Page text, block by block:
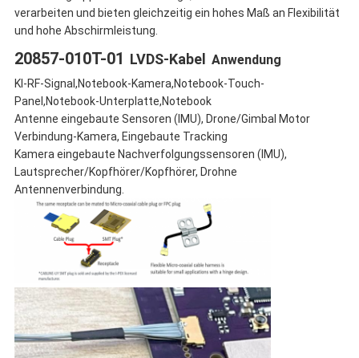
verarbeiten und bieten gleichzeitig ein hohes Maß an Flexibilität
und hohe Abschirmleistung.
20857-010T-01 LVDS-Kabel Anwendung
KI-RF-Signal,Notebook-Kamera,Notebook-Touch-
Panel,Notebook-Unterplatte,Notebook
Antenne eingebaute Sensoren (IMU), Drone/Gimbal Motor
Verbindung-Kamera, Eingebaute Tracking
Kamera eingebaute Nachverfolgungssensoren (IMU),
Lautsprecher/Kopfhörer/Kopfhörer, Drohne
Antennenverbindung.